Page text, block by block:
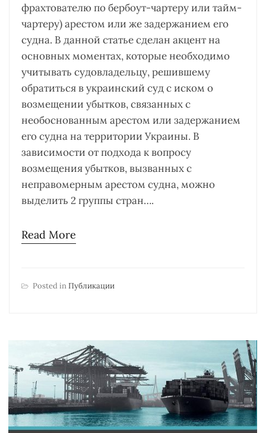
фрахтователю по бербоут-чартеру или тайм-
чартеру) арестом или же задержанием его
судна. В данной статье сделан акцент на
основных моментах, которые необходимо
учитывать судовладельцу, решившему
обратиться в украинский суд с иском о
возмещении убытков, связанных с
необоснованным арестом или задержанием
его судна на территории Украины. В
зависимости от подхода к вопросу
возмещения убытков, вызванных с
неправомерным арестом судна, можно
выделить 2 группы стран….
Read More
Posted inПубликации